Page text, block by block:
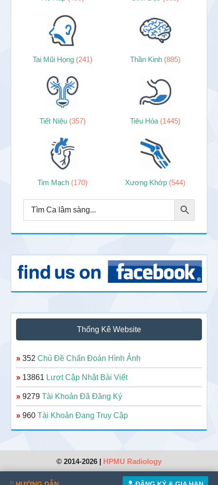
Tai Mũi Họng (241) Thần Kinh (885)
Tiết Niệu (357) Tiêu Hóa (1445)
Tim Mạch (170) Xương Khớp (544)
Thống Kê Website
» 352Chủ Đề Chẩn Đoán Hình Ảnh
» 13861 Lượt Cập Nhật Bài Viết
» 9279Tài Khoản Đã Đăng Ký
» 960Tài Khoản Đang Truy Cập
© 2014-2026 | HPMU Radiology